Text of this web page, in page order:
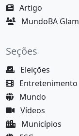
Artigo
MundoBA Glam
Seções
Eleições
Entretenimento
Mundo
Vídeos
Municípios